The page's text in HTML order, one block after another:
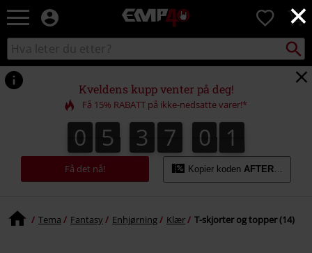
×
EMP
Musikk,
TV
gaming
merch
-
Alternativ
mote
0
Søk
i
katalogen
Søk
Kveldens kupp venter på deg!
Få 15% RABATT på ikke-nedsatte varer!*
0
0 5
5 3
3 7
7 0
0 0
1
0
2
1
Få det nå! Kopier koden AFTERWORK
Tema Fantasy Enhjørning Klær T-skjorter og topper (14)